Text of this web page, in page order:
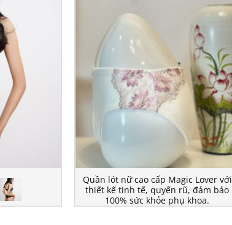
Quần lót nữ cao cấp Magic Lover với
thiết kế tinh tế, quyến rũ, đảm bảo
100% sức khỏe phụ khoa.